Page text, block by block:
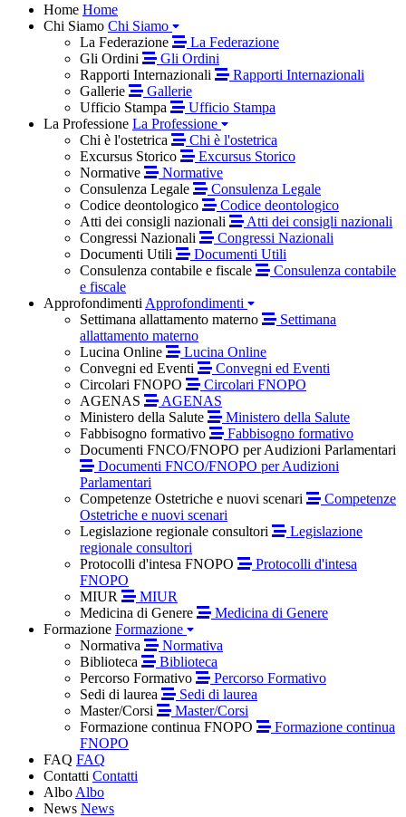
Home Home
Chi Siamo Chi Siamo
La Federazione
La Federazione
Gli Ordini
Gli Ordini
Rapporti Internazionali
Rapporti Internazionali
Gallerie
Gallerie
Ufficio Stampa
Ufficio Stampa
La Professione La Professione
Chi è l'ostetrica
Chi è l'ostetrica
Excursus Storico
Excursus Storico
Normative
Normative
Consulenza Legale
Consulenza Legale
Codice deontologico
Codice deontologico
Atti dei consigli nazionali
Atti dei consigli nazionali
Congressi Nazionali
Congressi Nazionali
Documenti Utili
Documenti Utili
Consulenza contabile e fiscale
Consulenza contabile
e fiscale
Approfondimenti Approfondimenti
Settimana allattamento materno
Settimana
allattamento materno
Lucina Online
Lucina Online
Convegni ed Eventi
Convegni ed Eventi
Circolari FNOPO
Circolari FNOPO
AGENAS
AGENAS
Ministero della Salute
Ministero della Salute
Fabbisogno formativo
Fabbisogno formativo
Documenti FNCO/FNOPO per Audizioni Parlamentari
Documenti FNCO/FNOPO per Audizioni
Parlamentari
Competenze Ostetriche e nuovi scenari
Competenze
Ostetriche e nuovi scenari
Legislazione regionale consultori
Legislazione
regionale consultori
Protocolli d'intesa FNOPO
Protocolli d'intesa
FNOPO
MIUR
MIUR
Medicina di Genere
Medicina di Genere
Formazione Formazione
Normativa
Normativa
Biblioteca
Biblioteca
Percorso Formativo
Percorso Formativo
Sedi di laurea
Sedi di laurea
Master/Corsi
Master/Corsi
Formazione continua FNOPO
Formazione continua
FNOPO
FAQ FAQ
Contatti Contatti
Albo Albo
News News